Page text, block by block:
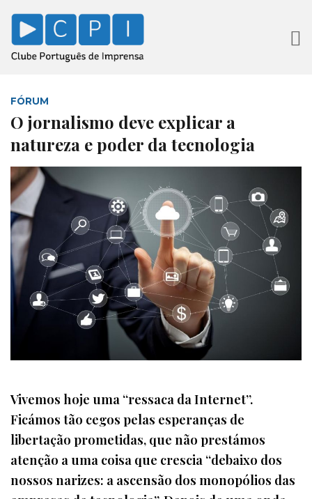
FÓRUM
O jornalismo deve explicar a
natureza e poder da tecnologia
Vivemos hoje uma “ressaca da Internet”.
Ficámos tão cegos pelas esperanças de
libertação prometidas, que não prestámos
atenção a uma coisa que crescia “debaixo dos
nossos narizes: a ascensão dos monopólios das